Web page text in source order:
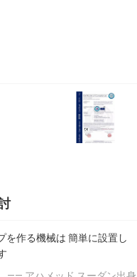
を作る機械は 簡単に設置し